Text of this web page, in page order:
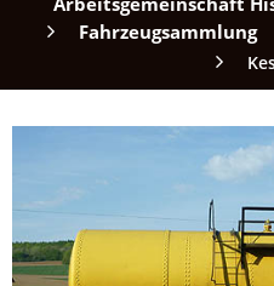
Fahrzeugsammlung